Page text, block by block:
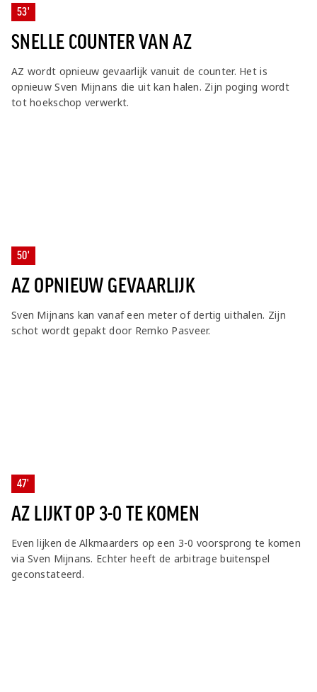
53'
SNELLE COUNTER VAN AZ
AZ wordt opnieuw gevaarlijk vanuit de counter. Het is
opnieuw Sven Mijnans die uit kan halen. Zijn poging wordt
tot hoekschop verwerkt.
50'
AZ OPNIEUW GEVAARLIJK
Sven Mijnans kan vanaf een meter of dertig uithalen. Zijn
schot wordt gepakt door Remko Pasveer.
47'
AZ LIJKT OP 3-0 TE KOMEN
Even lijken de Alkmaarders op een 3-0 voorsprong te komen
via Sven Mijnans. Echter heeft de arbitrage buitenspel
geconstateerd.